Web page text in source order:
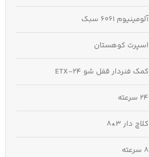
آلومینیوم 6061 سبک
اسپرت کوهستان
کمک‌ فنردار قفل‌ شو ETX-24
24 سرعته
کلاچ‌ دار 3*8
8 سرعته